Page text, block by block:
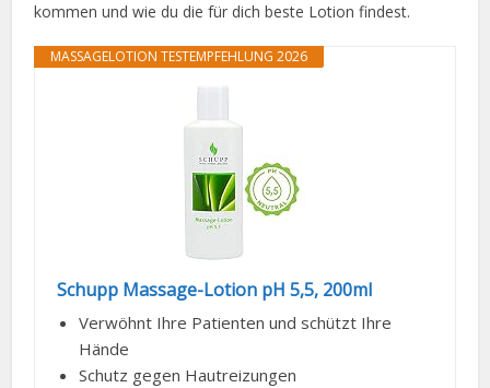
kommen und wie du die für dich beste Lotion findest.
MASSAGELOTION TESTEMPFEHLUNG 2026
Schupp Massage-Lotion pH 5,5, 200ml
Verwöhnt Ihre Patienten und schützt Ihre
Hände
Schutz gegen Hautreizungen